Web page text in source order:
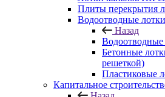
Плиты перекрытия
Водоотводные лотки
Назад
Водоотводные
Бетонные
решеткой)
Пластиковые
Капитальное